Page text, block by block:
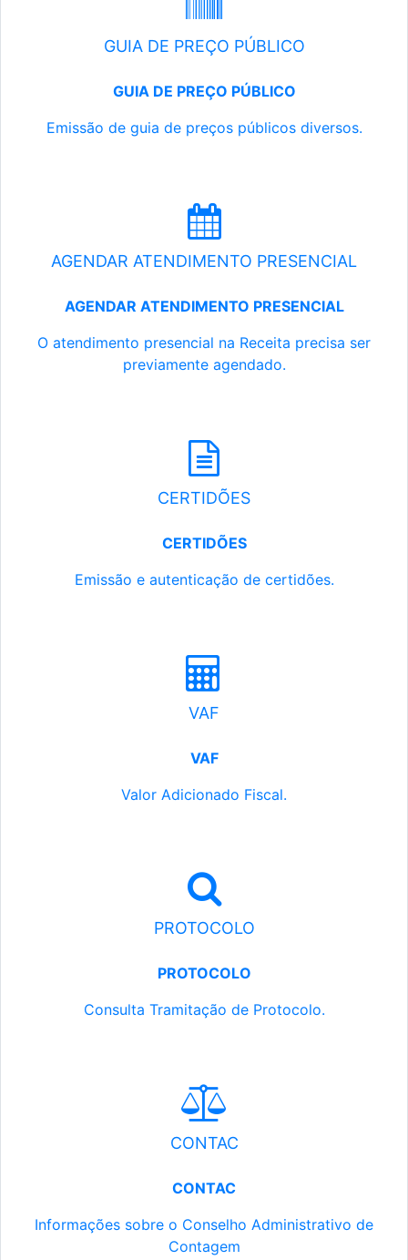
GUIA DE PREÇO PÚBLICO
GUIA DE PREÇO PÚBLICO
Emissão de guia de preços públicos diversos.
AGENDAR ATENDIMENTO PRESENCIAL
AGENDAR ATENDIMENTO PRESENCIAL
O atendimento presencial na Receita precisa ser
previamente agendado.
CERTIDÕES
CERTIDÕES
Emissão e autenticação de certidões.
VAF
VAF
Valor Adicionado Fiscal.
PROTOCOLO
PROTOCOLO
Consulta Tramitação de Protocolo.
CONTAC
CONTAC
Informações sobre o Conselho Administrativo de
Contagem